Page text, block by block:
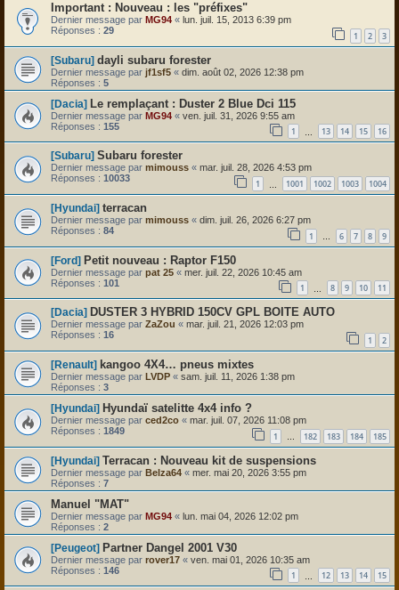
Nouveau : les "préfixes"
Dernier message par MG94 « lun. juil. 15, 2013 6:39 pm
Réponses : 29 1 2 3
[Subaru] dayli subaru forester
Dernier message par jf1sf5 « dim. août 02, 2026 12:38 pm
Réponses : 5
[Dacia] Le remplaçant : Duster 2 Blue Dci 115
Dernier message par MG94 « ven. juil. 31, 2026 9:55 am
Réponses : 155 1 13 14 15 16
[Subaru] Subaru forester
Dernier message par mimouss « mar. juil. 28, 2026 4:53 pm
Réponses : 10033 1 1001 1002 1003 1004
[Hyundai] terracan
Dernier message par mimouss « dim. juil. 26, 2026 6:27 pm
Réponses : 84 1 … 6 7 8 9
[Ford] Petit nouveau : Raptor F150
Dernier message par pat 25 « mer. juil. 22, 2026 10:45 am
Réponses : 101 1 8 9 10 11
[Dacia] DUSTER 3 HYBRID 150CV GPL BOITE AUTO
Dernier message par ZaZou « mar. juil. 21, 2026 12:03 pm
Réponses : 16 1 2
[Renault] kangoo 4X4… pneus mixtes
Dernier message par LVDP « sam. juil. 11, 2026 1:38 pm
Réponses : 3
[Hyundai] Hyundaï satelitte 4x4 info ?
Dernier message par ced2co « mar. juil. 07, 2026 11:08 pm
Réponses : 1849 1 … 182 183 184 185
[Hyundai] Terracan : Nouveau kit de suspensions
Dernier message par Belza64 « mer. mai 20, 2026 3:55 pm
Réponses : 7
Manuel "MAT"
Dernier message par MG94 « lun. mai 04, 2026 12:02 pm
Réponses : 2
[Peugeot] Partner Dangel 2001 V30
Dernier message par rover17 « ven. mai 01, 2026 10:35 am
Réponses : 146 1 12 13 14 15